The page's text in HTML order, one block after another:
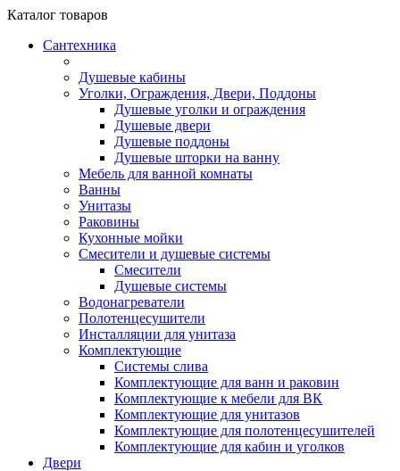
Каталог товаров
Сантехника
Душевые кабины
Уголки, Ограждения, Двери, Поддоны
Душевые уголки и ограждения
Душевые двери
Душевые поддоны
Душевые шторки на ванну
Мебель для ванной комнаты
Ванны
Унитазы
Раковины
Кухонные мойки
Смесители и душевые системы
Смесители
Душевые системы
Водонагреватели
Полотенцесушители
Инсталляции для унитаза
Комплектующие
Системы слива
Комплектующие для ванн и раковин
Комплектующие к мебели для ВК
Комплектующие для унитазов
Комплектующие для полотенцесушителей
Комплектующие для кабин и уголков
Двери